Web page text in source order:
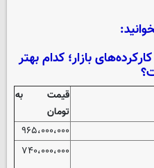
بازار؛ کدام بهتر
قیمت به
تومان
۹۶۵،۰۰۰،۰۰۰
۷۴۰،۰۰۰،۰۰۰